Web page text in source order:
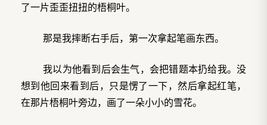
了一片歪歪扭扭的梧桐叶。
那是我摔断右手后，第一次拿起笔画东西。
我以为他看到后会生气，会把错题本扔给我。没
想到他回来看到后，只是愣了一下，然后拿起红笔，
在那片梧桐叶旁边，画了一朵小小的雪花。